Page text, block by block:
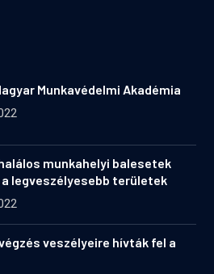
Munkavédelmi Akadémia
munkahelyi balesetek
a legveszélyesebb területek
veszélyeire hívták fel a